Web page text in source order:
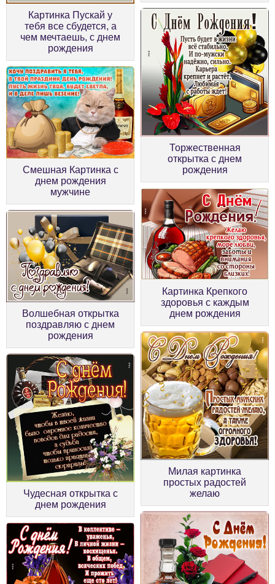
Картинка Пускай у
тебя все сбудется, а
чем мечтаешь, с днем
рождения
Смешная Картинка с
днем рождения
мужчине
Торжественная
открытка с днем
рождения
Волшебная открытка
поздравляю с днем
рождения
Картинка Крепкого
здоровья с каждым
днем рождения
Чудесная открытка с
днем рождения
Милая картинка
простых радостей
желаю